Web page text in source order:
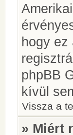
hogy ez
phpBB
kívül
Vissza a
» Miért